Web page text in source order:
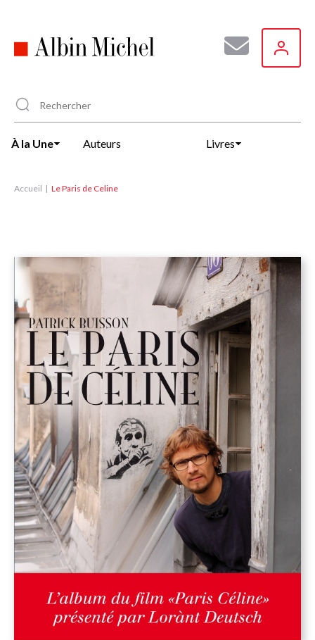
principal
À la Une Auteurs Livres
Accueil Le Paris de Celine